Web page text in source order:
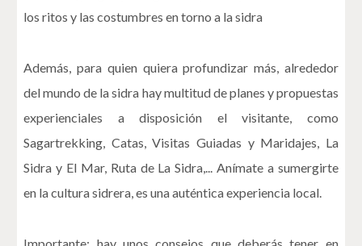
los ritos y las costumbres en torno a la sidra
Además, para quien quiera profundizar más, alrededor
del mundo de la sidra hay multitud de planes y propuestas
experienciales a disposición el visitante, como
Sagartrekking, Catas, Visitas Guiadas y Maridajes, La
Sidra y El Mar, Ruta de La Sidra,... Anímate a sumergirte
en la cultura sidrera, es una auténtica experiencia local.